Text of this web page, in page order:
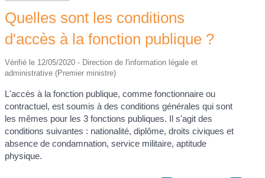
Quelles sont les conditions
d'accès à la fonction publique ?
Vérifié le 12/05/2020 - Direction de l'information légale et
administrative (Premier ministre)
L'accès à la fonction publique, comme fonctionnaire ou
contractuel, est soumis à des conditions générales qui sont
les mêmes pour les 3 fonctions publiques. Il s'agit des
conditions suivantes : nationalité, diplôme, droits civiques et
absence de condamnation, service militaire, aptitude
physique.